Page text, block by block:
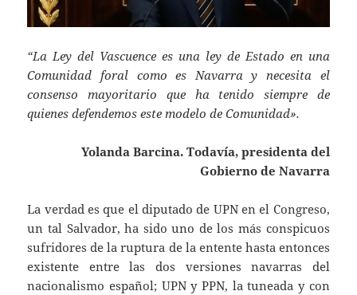
“La Ley del Vascuence es una ley de Estado en una
Comunidad foral como es Navarra y necesita el
consenso mayoritario que ha tenido siempre de
quienes defendemos este modelo de Comunidad».
Yolanda Barcina. Todavía, presidenta del
Gobierno de Navarra
La verdad es que el diputado de UPN en el Congreso,
un tal Salvador, ha sido uno de los más conspicuos
sufridores de la ruptura de la entente hasta entonces
existente entre las dos versiones navarras del
nacionalismo español; UPN y PPN, la tuneada y con